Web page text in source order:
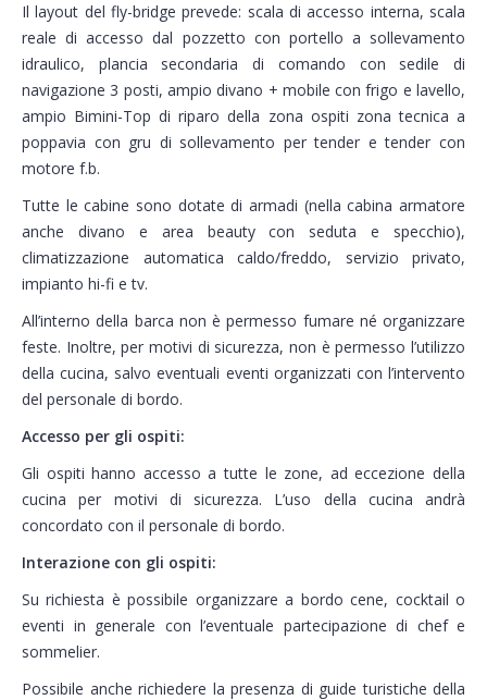
Il layout del fly-bridge prevede: scala di accesso interna, scala
reale di accesso dal pozzetto con portello a sollevamento
idraulico, plancia secondaria di comando con sedile di
navigazione 3 posti, ampio divano + mobile con frigo e lavello,
ampio Bimini-Top di riparo della zona ospiti zona tecnica a
poppavia con gru di sollevamento per tender e tender con
motore f.b.
Tutte le cabine sono dotate di armadi (nella cabina armatore
anche divano e area beauty con seduta e specchio),
climatizzazione automatica caldo/freddo, servizio privato,
impianto hi-fi e tv.
All’interno della barca non è permesso fumare né organizzare
feste. Inoltre, per motivi di sicurezza, non è permesso l’utilizzo
della cucina, salvo eventuali eventi organizzati con l’intervento
del personale di bordo.
Accesso per gli ospiti:
Gli ospiti hanno accesso a tutte le zone, ad eccezione della
cucina per motivi di sicurezza. L’uso della cucina andrà
concordato con il personale di bordo.
Interazione con gli ospiti:
Su richiesta è possibile organizzare a bordo cene, cocktail o
eventi in generale con l’eventuale partecipazione di chef e
sommelier.
Possibile anche richiedere la presenza di guide turistiche della